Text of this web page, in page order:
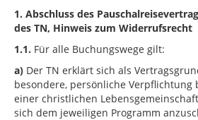
1. Abschluss des
des TN, Hinweis zum Widerrufsrecht
1.1. Für alle Buchungswege gilt:
a) Der TN erklärt sich als
besondere, persönliche Verpflichtung
einer christlichen
sich dem jeweiligen Programm